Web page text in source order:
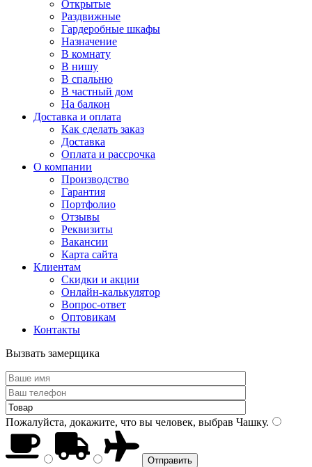
Открытые
Раздвижные
Гардеробные шкафы
Назначение
В комнату
В нишу
В спальню
В частный дом
На балкон
Доставка и оплата
Как сделать заказ
Доставка
Оплата и рассрочка
О компании
Производство
Гарантия
Портфолио
Отзывы
Реквизиты
Вакансии
Карта сайта
Клиентам
Скидки и акции
Онлайн-калькулятор
Вопрос-ответ
Оптовикам
Контакты
Вызвать замерщика
Пожалуйста, докажите, что вы человек, выбрав Чашку.